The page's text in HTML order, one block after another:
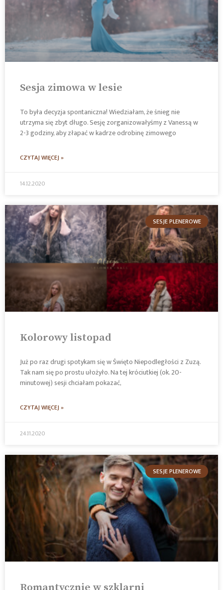
Sesja zimowa w lesie
To była decyzja spontaniczna! Wiedziałam, że śnieg nie
utrzyma się zbyt długo. Sesję zorganizowałyśmy z Vanessą w
2-3 godziny, aby złapać w kadrze odrobinę zimowego
CZYTAJ WIĘCEJ »
14.12.2020
SESJE PLENEROWE
Kolorowy listopad
Już po raz drugi spotykam się w Święto Niepodległości z Zuzą.
Tak nam się po prostu ułożyło. Na tej króciutkiej (ok. 20-
minutowej) sesji chciałam pokazać,
CZYTAJ WIĘCEJ »
24.11.2020
SESJE PLENEROWE
Romantycznie w szklarni